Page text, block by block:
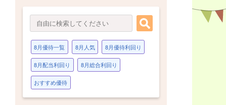
8月優待一覧 8月人気 8月優待利回り
8月配当利回り 8月総合利回り
おすすめ優待